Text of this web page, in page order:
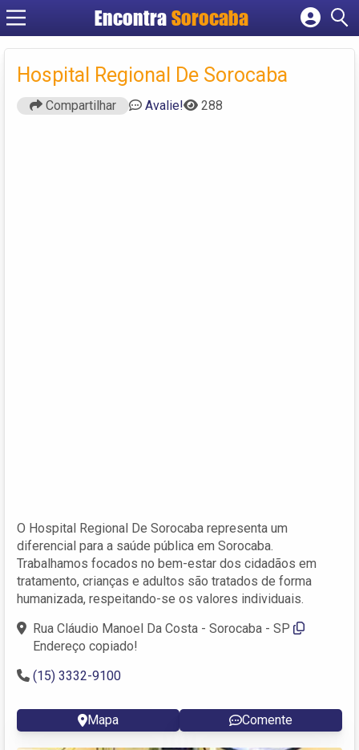
EncontraSorocaba
Cadastrar empresa
Criar conta
Hospital Regional De Sorocaba
Compartilhar Avalie! 288
O Hospital Regional De Sorocaba representa um
diferencial para a saúde pública em Sorocaba.
Trabalhamos focados no bem-estar dos cidadãos em
tratamento, crianças e adultos são tratados de forma
humanizada, respeitando-se os valores individuais.
Rua Cláudio Manoel Da Costa - Sorocaba - SP
Endereço copiado!
(15) 3332-9100
Mapa Comente